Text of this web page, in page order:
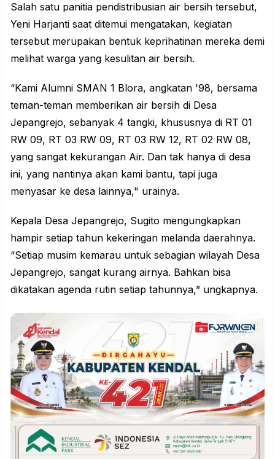
Salah satu panitia pendistribusian air bersih tersebut,
Yeni Harjanti saat ditemui mengatakan, kegiatan
tersebut merupakan bentuk keprihatinan mereka demi
melihat warga yang kesulitan air bersih.
“Kami Alumni SMAN 1 Blora, angkatan '98, bersama
teman-teman memberikan air bersih di Desa
Jepangrejo, sebanyak 4 tangki, khususnya di RT 01
RW 09, RT 03 RW 09, RT 03 RW 12, RT 02 RW 08,
yang sangat kekurangan Air. Dan tak hanya di desa
ini, yang nantinya akan kami bantu, tapi juga
menyasar ke desa lainnya," urainya.
Kepala Desa Jepangrejo, Sugito mengungkapkan
hampir setiap tahun kekeringan melanda daerahnya.
“Setiap musim kemarau untuk sebagian wilayah Desa
Jepangrejo, sangat kurang airnya. Bahkan bisa
dikatakan agenda rutin setiap tahunnya,” ungkapnya.